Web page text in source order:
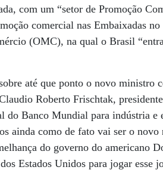
com um “setor de Promoção
comercial nas Embaixadas
(OMC), na qual o Brasil
até que ponto o novo ministro
Roberto Frischtak,
Banco Mundial para indústria e
ainda como de fato vai ser o
do governo do americano
Estados Unidos para jogar esse